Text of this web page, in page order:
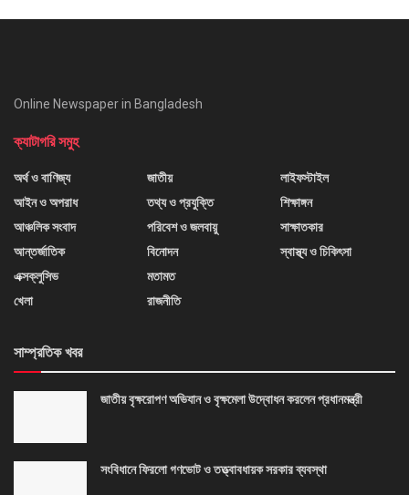
Online Newspaper in Bangladesh
ক্যাটাগরি সমুহ
অর্থ ও বাণিজ্য
আইন ও অপরাধ
আঞ্চলিক সংবাদ
আন্তর্জাতিক
এক্সক্লুসিভ
খেলা
জাতীয়
তথ্য ও প্রযুক্তি
পরিবেশ ও জলবায়ু
বিনোদন
মতামত
রাজনীতি
লাইফস্টাইল
শিক্ষাঙ্গন
সাক্ষাতকার
স্বাস্থ্য ও চিকিৎসা
সাম্প্রতিক খবর
জাতীয় বৃক্ষরোপণ অভিযান ও বৃক্ষমেলা উদ্বোধন করলেন প্রধানমন্ত্রী
সংবিধানে ফিরলো গণভোট ও তত্ত্বাবধায়ক সরকার ব্যবস্থা